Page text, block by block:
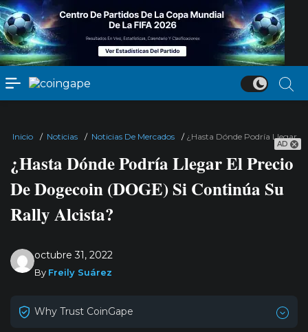
AD
Inicio / Noticias / Noticias De Mercados / ¿Hasta Dónde Podría Llegar
¿Hasta Dónde Podría Llegar El Precio
De Dogecoin (DOGE) Si Continúa Su
Rally Alcista?
octubre 31, 2022
By Freily Suárez
Why Trust CoinGape